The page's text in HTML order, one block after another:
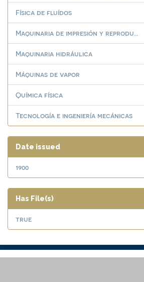
Física de fluídos
Maquinaria de impresión y reprodu...
Maquinaria hidráulica
Máquinas de vapor
Química física
Tecnología e ingeniería mecánicas
Date issued
1900
Has File(s)
true